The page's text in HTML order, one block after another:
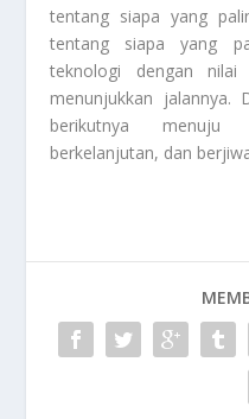
tentang siapa yang
tentang siapa yang
teknologi dengan nilai
menunjukkan jalannya.
berikutnya
berkelanjutan, dan